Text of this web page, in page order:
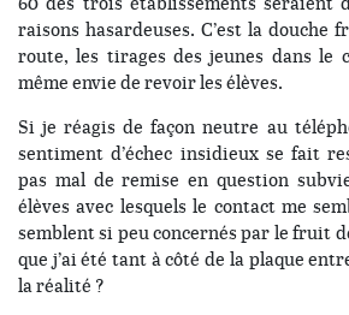
raisons hasardeuses. C’est la douche
route, les tirages des jeunes dans le
même envie de revoir les élèves.
Si je réagis de façon neutre au
sentiment d’échec insidieux se fait
pas mal de remise en question
élèves avec lesquels le contact me
semblent si peu concernés par le fruit
que j’ai été tant à côté de la plaque
la réalité ?